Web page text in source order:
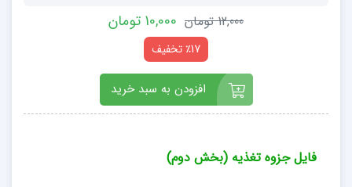
12,000 تومان 10,000 تومان
٪17 تخفیف
افزودن به سبد خرید
فایل جزوه تغذیه (بخش دوم)